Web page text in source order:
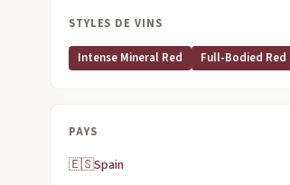
STYLES DE VINS
Intense Mineral Red Full-Bodied Red
PAYS
🇪🇸Spain